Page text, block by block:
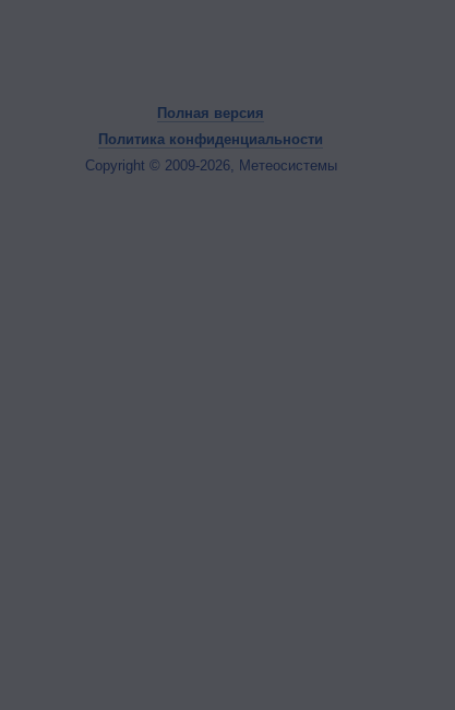
Полная версия
Политика конфиденциальности
Copyright © 2009-2026, Метеосистемы